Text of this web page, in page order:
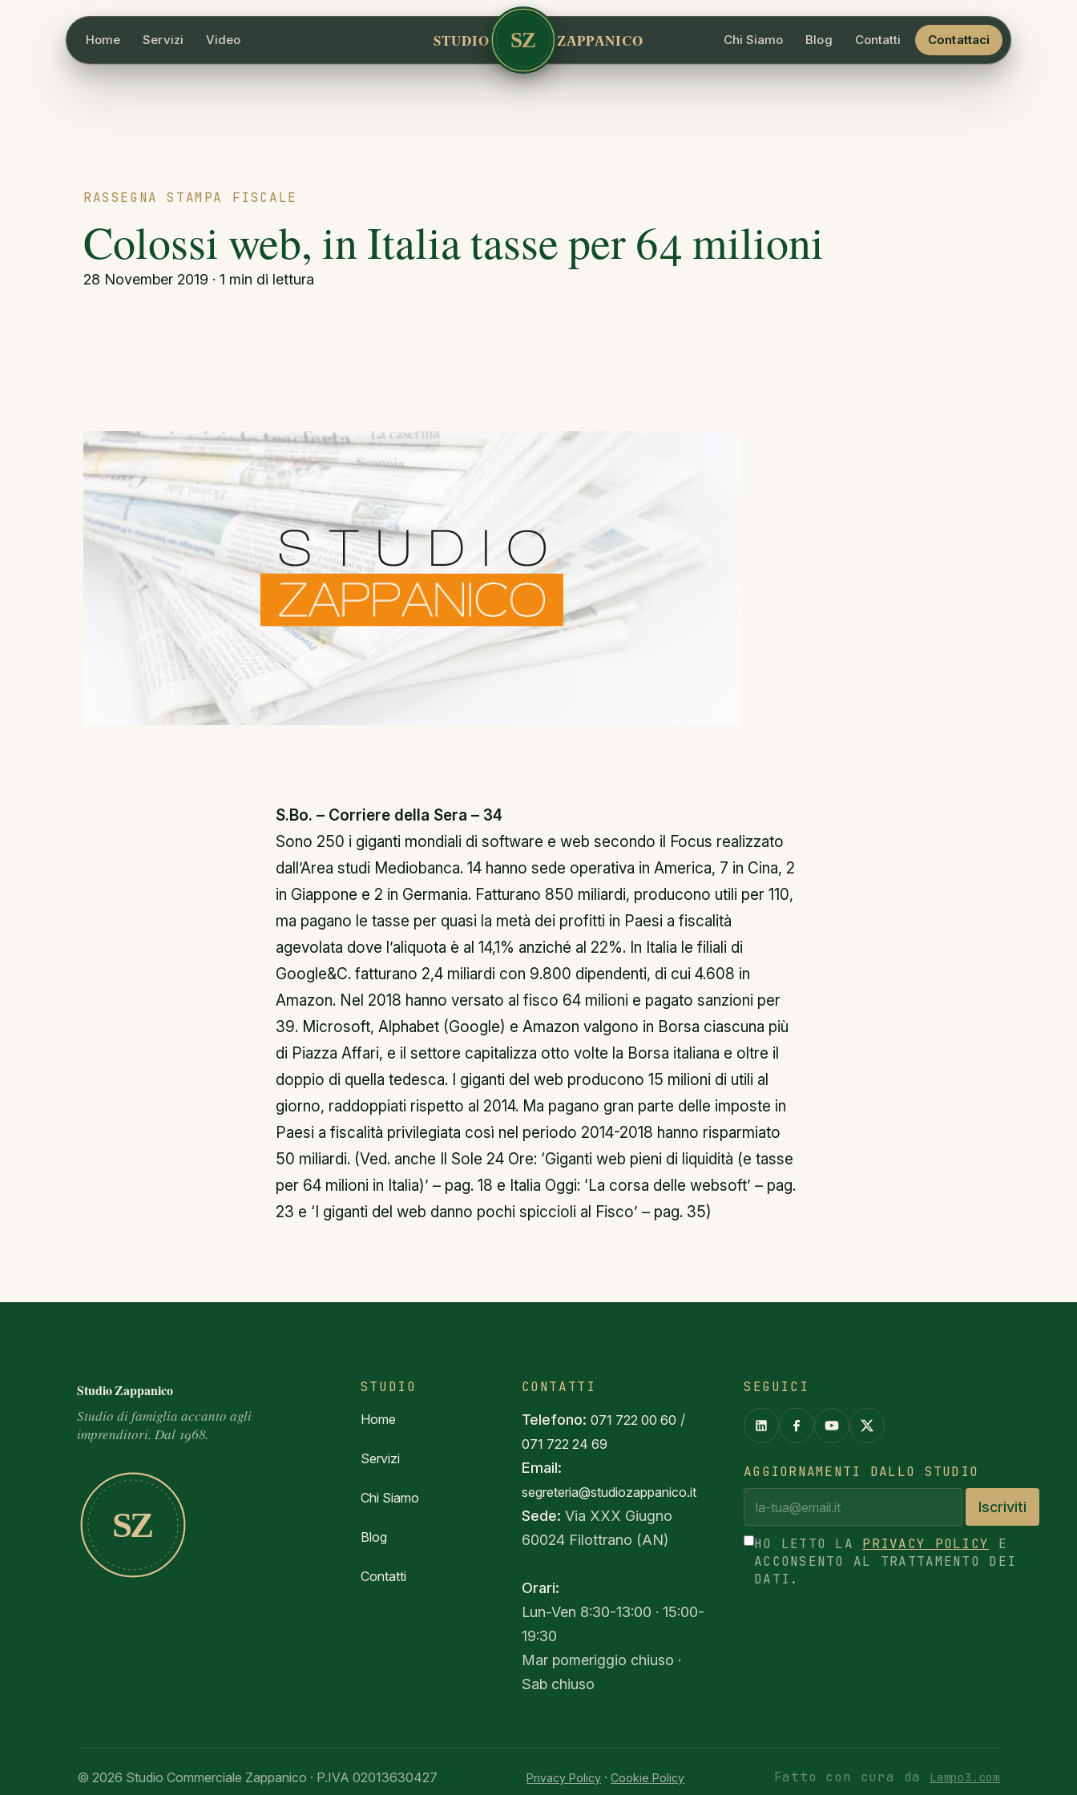
Home Servizi Video STUDIO SZ ZAPPANICO Chi Siamo Blog Contatti Contattaci
RASSEGNA STAMPA FISCALE
Colossi web, in Italia tasse per 64 milioni
28 November 2019 · 1 min di lettura
S.Bo. – Corriere della Sera – 34
Sono 250 i giganti mondiali di software e web secondo il Focus realizzato
dall’Area studi Mediobanca. 14 hanno sede operativa in America, 7 in Cina, 2
in Giappone e 2 in Germania. Fatturano 850 miliardi, producono utili per 110,
ma pagano le tasse per quasi la metà dei profitti in Paesi a fiscalità
agevolata dove l’aliquota è al 14,1% anziché al 22%. In Italia le filiali di
Google&C. fatturano 2,4 miliardi con 9.800 dipendenti, di cui 4.608 in
Amazon. Nel 2018 hanno versato al fisco 64 milioni e pagato sanzioni per
39. Microsoft, Alphabet (Google) e Amazon valgono in Borsa ciascuna più
di Piazza Affari, e il settore capitalizza otto volte la Borsa italiana e oltre il
doppio di quella tedesca. I giganti del web producono 15 milioni di utili al
giorno, raddoppiati rispetto al 2014. Ma pagano gran parte delle imposte in
Paesi a fiscalità privilegiata così nel periodo 2014-2018 hanno risparmiato
50 miliardi. (Ved. anche Il Sole 24 Ore: ‘Giganti web pieni di liquidità (e tasse
per 64 milioni in Italia)’ – pag. 18 e Italia Oggi: ‘La corsa delle websoft’ – pag.
23 e ‘I giganti del web danno pochi spiccioli al Fisco’ – pag. 35)
Footer e informazioniStudio Zappanico
Studio di famiglia accanto agli
imprenditori. Dal 1968.
SZ
STUDIO
Home
Servizi
Chi Siamo
Blog
Contatti
CONTATTI
Telefono: 071 722 00 60 /
071 722 24 69
Email:
segreteria@studiozappanico.it
Sede: Via XXX Giugno
60024 Filottrano (AN)
Orari:
Lun-Ven 8:30-13:00 · 15:00-
19:30
Mar pomeriggio chiuso ·
Sab chiuso
SEGUICI
AGGIORNAMENTI DALLO STUDIO
Iscriviti
HO LETTO LA PRIVACY POLICY
E
ACCONSENTO AL TRATTAMENTO DEI
DATI.
© 2026 Studio Commerciale Zappanico · P.IVA 02013630427 Privacy Policy ·Cookie Policy Fatto con cura da Lampo3.com